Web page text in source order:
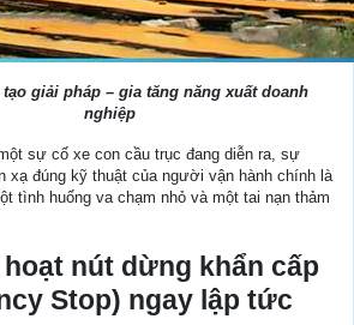
tạo giải pháp – gia tăng năng xuất doanh
nghiệp
sự cố xe con cầu trục đang diễn ra, sự
xạ đúng kỹ thuật của người vận hành chính là
tình huống va chạm nhỏ và một tai nạn thảm
hoạt nút dừng khẩn cấp
Stop) ngay lập tức